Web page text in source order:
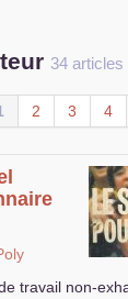
34 articles
2 3 4
travail non-